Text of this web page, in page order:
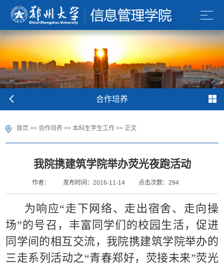
合作培养
首页 >>合作培养 >>本科生学生工作 >> 正文
我院携建筑学院举办荧光夜跑活动
作者： 发布时间：2016-11-14 点击次数： 294
为响应“走下网络、走出宿舍、走向操
场”的号召，丰富同学们的校园生活， 促进
同学间 的相互交流，我院携建筑学院举办的
三走系列活动之“青春郑好，荧接未来”荧光